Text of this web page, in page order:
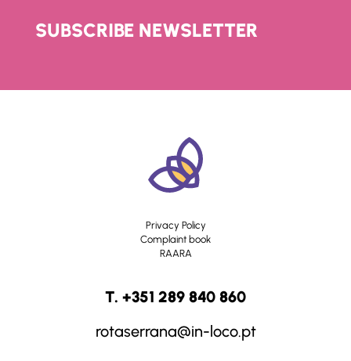
SUBSCRIBE NEWSLETTER
Privacy Policy
Complaint book
RAARA
T. +351 289 840 860
rotaserrana@in-loco.pt